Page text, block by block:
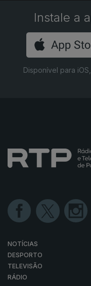
Instale a
Disponível para
NOTÍCIAS
DESPORTO
TELEVISÃO
RÁDIO